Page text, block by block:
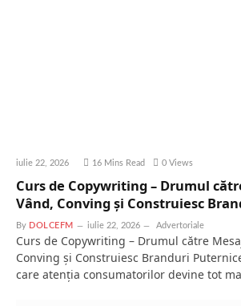
iulie 22, 2026 16 Mins Read 0 Views
Curs de Copywriting – Drumul
Vând, Conving și Construiesc
By DOLCEFM iulie 22, 2026 Advertoriale
Curs de Copywriting – Drumul către
Conving și Construiesc Branduri
care atenția consumatorilor devine tot